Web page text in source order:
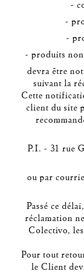
-
-
-
- produits
devra être
suivant la
Cette
client du site
P.I. - 31 rue
ou par
Passé ce
réclamation
Colectivo,
Pour tout
le Client